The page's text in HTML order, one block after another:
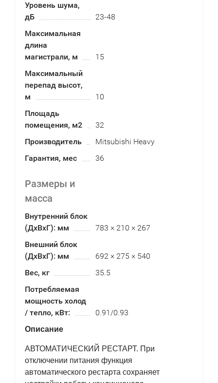
Уровень шума,
дБ
23-48
Максимальная
длина
магистрали, м
15
Максимальный
перепад высот,
м
10
Площадь
помещения, м2
32
Производитель
Mitsubishi Heavy
Гарантия, мес
36
Размеры и
масса
Внутренний блок
(ДхВхГ): мм
783 × 210 × 267
Внешний блок
(ДхВхГ): мм
692 × 275 × 540
Вес, кг
35.5
Потребляемая
мощность холод
/ тепло, кВт:
0.91/0.93
Описание
АВТОМАТИЧЕСКИЙ РЕСТАРТ. При
отключении питания функция
автоматического рестарта сохраняет